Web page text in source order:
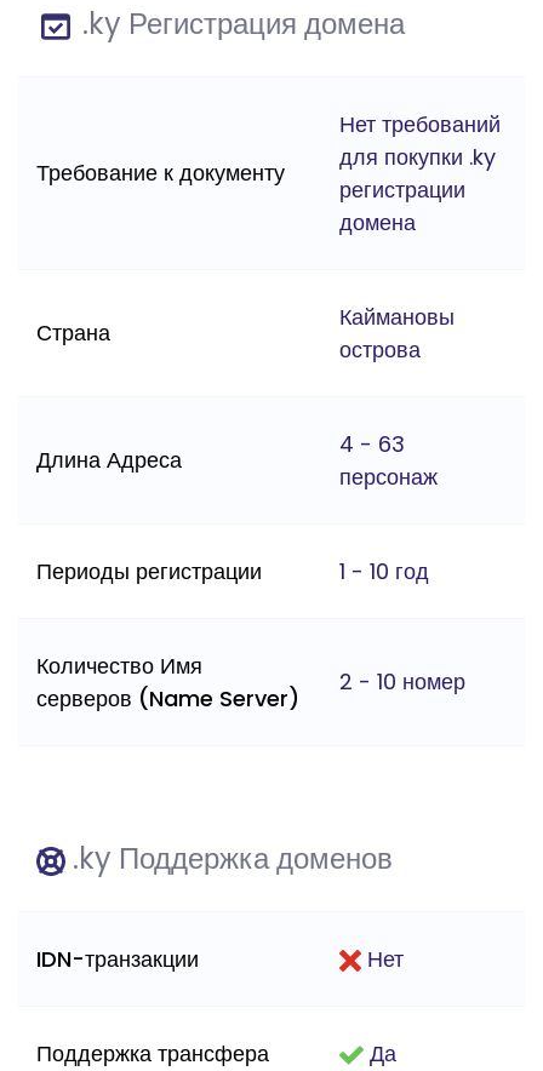
.ky Регистрация домена
Требование к документу
Нет требований
для покупки .ky
регистрации
домена
Страна
Каймановы
острова
Длина Адреса
4 - 63
персонаж
Периоды регистрации 1 - 10 год
Количество Имя
серверов (Name Server)
2 - 10 номер
.ky Поддержка доменов
IDN-транзакции Нет
Поддержка трансфера Да